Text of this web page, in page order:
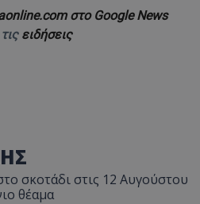
στο Google News
ειδήσεις
σκοτάδι στις 12 Αυγούστου
θέαμα